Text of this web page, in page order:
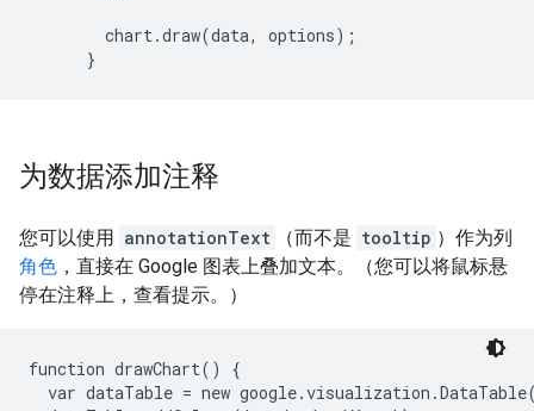
        chart.draw(data, options);
为数据添加注释
您可以使用 annotationText （而不是 tooltip ）作为列
角色 ，直接在 Google 图表上叠加文本。（您可以将鼠标悬
停在注释上，查看提示。）
function drawChart() {
var dataTable = new